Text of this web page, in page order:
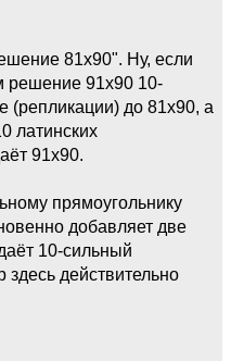
81х90". Ну, если
решение 91х90 10-
до 81х90, а
латинских
91х90.
прямоугольнику
добавляет две
10-сильный
действительно